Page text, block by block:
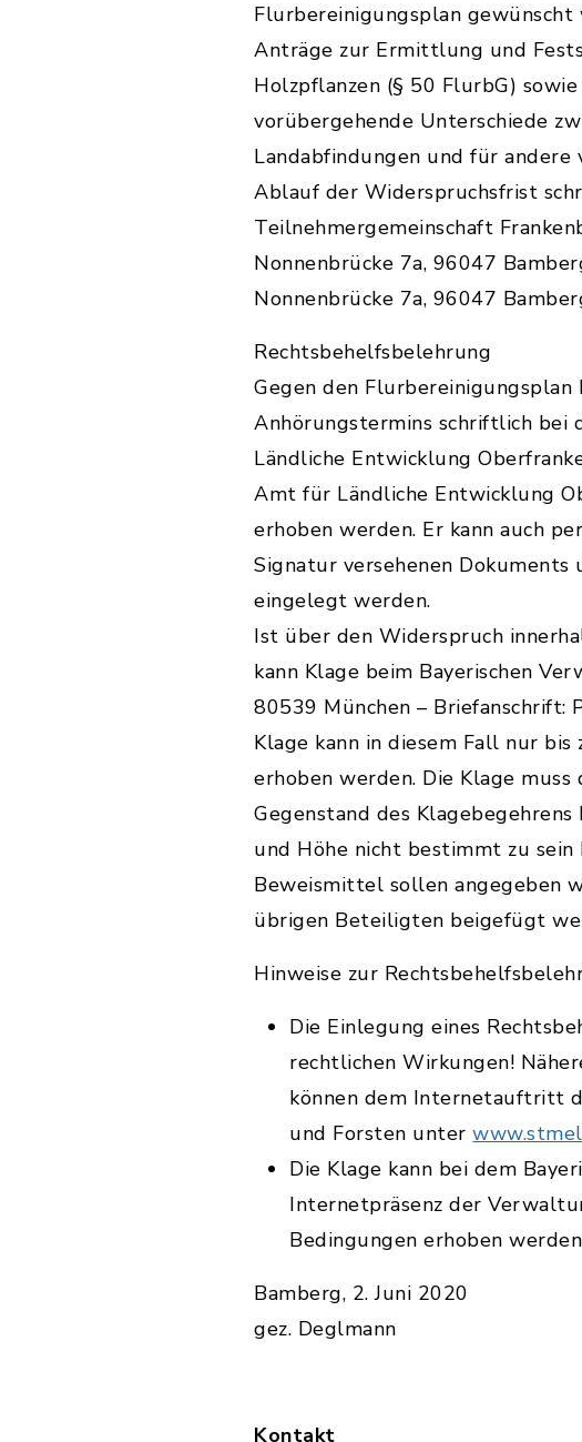
Flurbereinigungsplan gewünscht
Anträge zur Ermittlung und
Holzpflanzen (§ 50 FlurbG)
vorübergehende Unterschiede
Landabfindungen und für
Ablauf der Widerspruchsfrist
Teilnehmergemeinschaft
Nonnenbrücke 7a, 96047
Nonnenbrücke 7a, 96047
Rechtsbehelfsbelehrung
Gegen den Flurbereinigungsplan
Anhörungstermins schriftlich bei
Ländliche Entwicklung
Amt für Ländliche Entwicklung
erhoben werden. Er kann auch
Signatur versehenen Dokuments
eingelegt werden.
Ist über den Widerspruch
kann Klage beim Bayerischen
80539 München – Briefanschrift:
Klage kann in diesem Fall nur
erhoben werden. Die Klage
Gegenstand des
und Höhe nicht bestimmt zu
Beweismittel sollen angegeben
übrigen Beteiligten beigefügt
Hinweise zur
Die Einlegung eines
rechtlichen Wirkungen!
können dem Internetauftritt
und Forsten unter
Die Klage kann bei dem
Internetpräsenz der
Bedingungen erhoben
Bamberg, 2. Juni 2020
gez. Deglmann
Kontakt